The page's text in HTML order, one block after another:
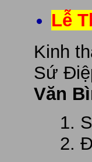
Lễ
Kinh
Sứ
Văn